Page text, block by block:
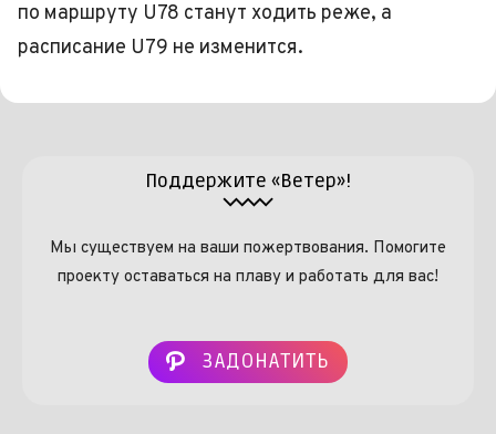
по маршруту U78 станут ходить реже, а
расписание U79 не изменится.
Поддержите «Ветер»!
Мы существуем на ваши пожертвования. Помогите
проекту оставаться на плаву и работать для вас!
ЗАДОНАТИТЬ